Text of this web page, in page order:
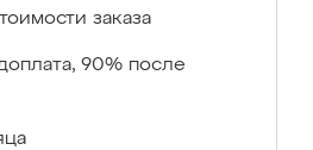
заказа
90% после